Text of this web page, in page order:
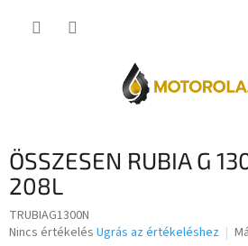
ÖSSZESEN RUBIA G
208L
TRUBIAG1300N
A
Nincs értékelés Ugrás az értékeléshez